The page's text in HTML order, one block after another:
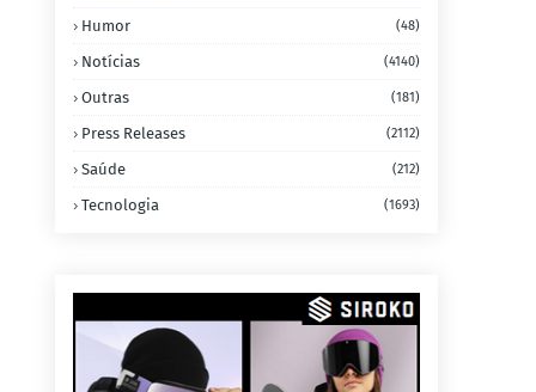
Humor (48)
Notícias (4140)
Outras (181)
Press Releases (2112)
Saúde (212)
Tecnologia (1693)